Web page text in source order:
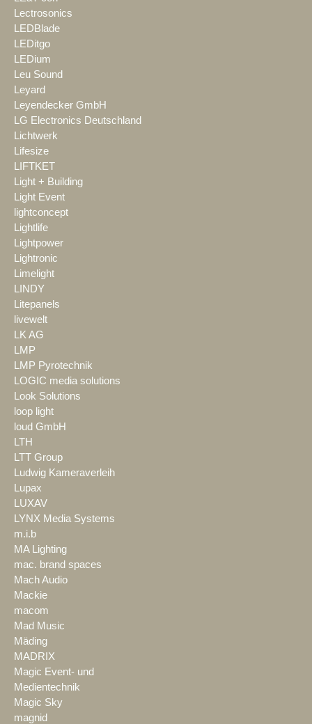
Lectrosonics
LEDBlade
LEDitgo
LEDium
Leu Sound
Leyard
Leyendecker GmbH
LG Electronics Deutschland
Lichtwerk
Lifesize
LIFTKET
Light + Building
Light Event
lightconcept
Lightlife
Lightpower
Lightronic
Limelight
LINDY
Litepanels
livewelt
LK AG
LMP
LMP Pyrotechnik
LOGIC media solutions
Look Solutions
loop light
loud GmbH
LTH
LTT Group
Ludwig Kameraverleih
Lupax
LUXAV
LYNX Media Systems
m.i.b
MA Lighting
mac. brand spaces
Mach Audio
Mackie
macom
Mad Music
Mäding
MADRIX
Magic Event- und
Medientechnik
Magic Sky
magnid